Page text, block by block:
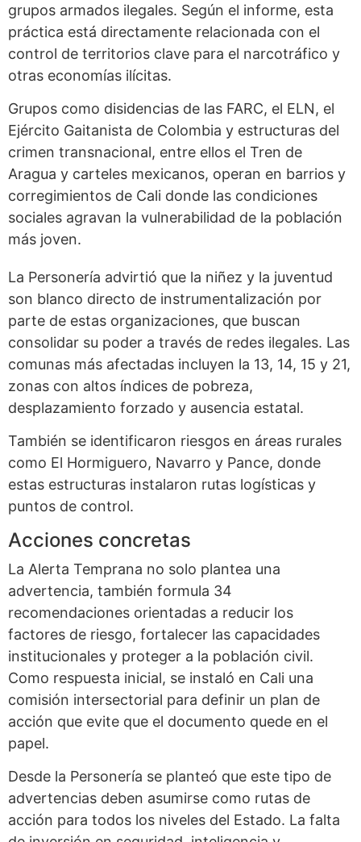
grupos armados ilegales. Según el informe, esta
práctica está directamente relacionada con el
control de territorios clave para el narcotráfico y
otras economías ilícitas.
Grupos como disidencias de las FARC, el ELN, el
Ejército Gaitanista de Colombia y estructuras del
crimen transnacional, entre ellos el Tren de
Aragua y carteles mexicanos, operan en barrios y
corregimientos de Cali donde las condiciones
sociales agravan la vulnerabilidad de la población
más joven.
La Personería advirtió que la niñez y la juventud
son blanco directo de instrumentalización por
parte de estas organizaciones, que buscan
consolidar su poder a través de redes ilegales. Las
comunas más afectadas incluyen la 13, 14, 15 y 21,
zonas con altos índices de pobreza,
desplazamiento forzado y ausencia estatal.
También se identificaron riesgos en áreas rurales
como El Hormiguero, Navarro y Pance, donde
estas estructuras instalaron rutas logísticas y
puntos de control.
Acciones concretas
La Alerta Temprana no solo plantea una
advertencia, también formula 34
recomendaciones orientadas a reducir los
factores de riesgo, fortalecer las capacidades
institucionales y proteger a la población civil.
Como respuesta inicial, se instaló en Cali una
comisión intersectorial para definir un plan de
acción que evite que el documento quede en el
papel.
Desde la Personería se planteó que este tipo de
advertencias deben asumirse como rutas de
acción para todos los niveles del Estado. La falta